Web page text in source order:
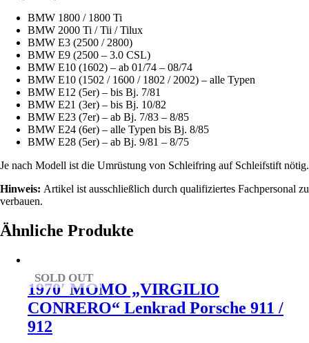
Menge
BMW 1800 / 1800 Ti
BMW 2000 Ti / Tii / Tilux
BMW E3 (2500 / 2800)
BMW E9 (2500 – 3.0 CSL)
BMW E10 (1602) – ab 01/74 – 08/74
BMW E10 (1502 / 1600 / 1802 / 2002) – alle Typen
BMW E12 (5er) – bis Bj. 7/81
BMW E21 (3er) – bis Bj. 10/82
BMW E23 (7er) – ab Bj. 7/83 – 8/85
BMW E24 (6er) – alle Typen bis Bj. 8/85
BMW E28 (5er) – ab Bj. 9/81 – 8/75
Je nach Modell ist die Umrüstung von Schleifring auf Schleifstift nötig.
Hinweis: Artikel ist ausschließlich durch qualifiziertes Fachpersonal zu
verbauen.
Ähnliche Produkte
SOLD OUT
1970′ MOMO „VIRGILIO
CONRERO“ Lenkrad Porsche 911 /
912